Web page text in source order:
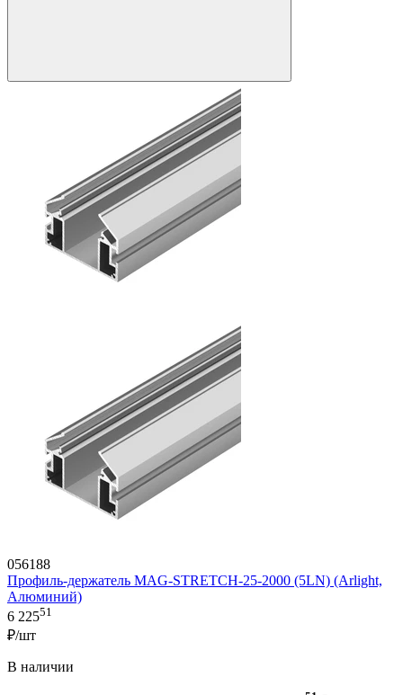
056188
Профиль-держатель MAG-STRETCH-25-2000 (5LN) (Arlight,
Алюминий)
6 22551
₽/шт
В наличии